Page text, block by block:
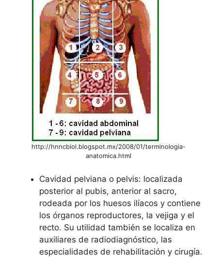
http://hnncbiol.blogspot.mx/2008/01/terminologia-
anatomica.html
Cavidad pelviana o pelvis: localizada
posterior al pubis, anterior al sacro,
rodeada por los huesos ilíacos y contiene
los órganos reproductores, la vejiga y el
recto. Su utilidad también se localiza en
auxiliares de radiodiagnóstico, las
especialidades de rehabilitación y cirugía.